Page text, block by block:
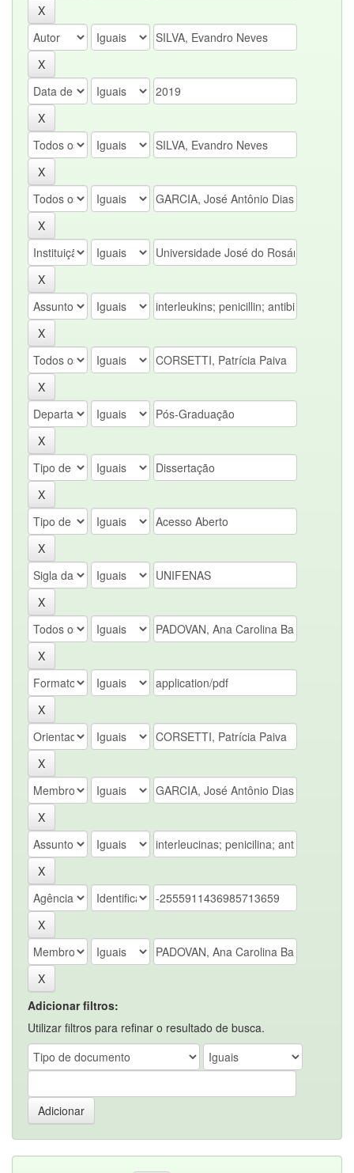
Adicionar filtros:
Utilizar filtros para refinar o resultado de busca.